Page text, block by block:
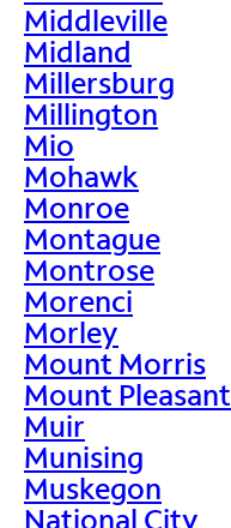
Middleville
Midland
Millersburg
Millington
Mio
Mohawk
Monroe
Montague
Montrose
Morenci
Morley
Mount Morris
Mount Pleasant
Muir
Munising
Muskegon
National City